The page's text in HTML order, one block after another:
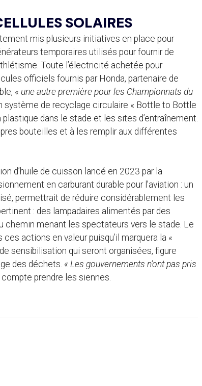
SOLAIRES
mis plusieurs initiatives en place pour
temporaires utilisés pour fournir de
Toute l’électricité achetée pour
officiels fournis par Honda, partenaire de
« une autre première pour les Championnats du
système de recyclage circulaire « Bottle to Bottle
dans le stade et les sites d’entraînement.
bouteilles et à les remplir aux différentes
d’huile de cuisson lancé en 2023 par la
en carburant durable pour l’aviation : un
permettrait de réduire considérablement les
: des lampadaires alimentés par des
chemin menant les spectateurs vers le stade. Le
actions en valeur puisqu’il marquera la «
sensibilisation qui seront organisées, figure
des déchets. « Les gouvernements n’ont pas pris
prendre les siennes.